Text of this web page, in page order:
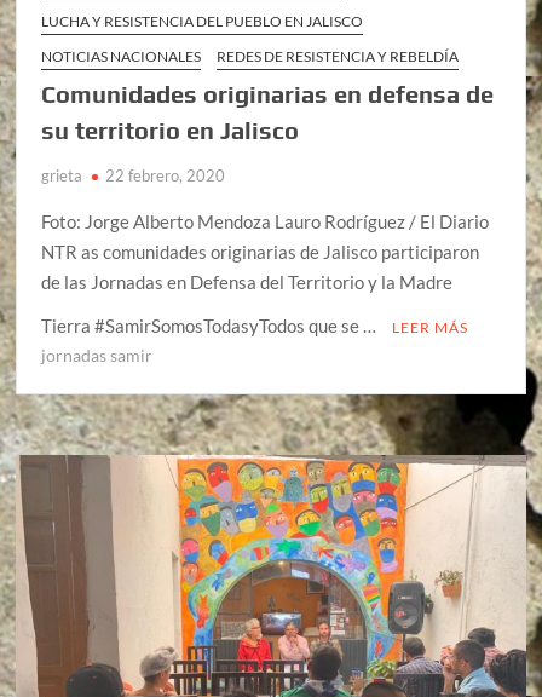
LUCHA Y RESISTENCIA DEL PUEBLO EN JALISCO
NOTICIAS NACIONALES
REDES DE RESISTENCIA Y REBELDÍA
Comunidades originarias en defensa de
su territorio en Jalisco
grieta 22 febrero, 2020
Foto: Jorge Alberto Mendoza Lauro Rodríguez / El Diario
NTR as comunidades originarias de Jalisco participaron
de las Jornadas en Defensa del Territorio y la Madre
Tierra #SamirSomosTodasyTodos que se …
LEER MÁS
jornadas samir